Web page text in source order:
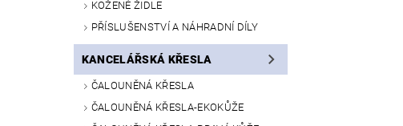
KOŽENÉ ŽIDLE
PŘÍSLUŠENSTVÍ A NÁHRADNÍ DÍLY
KANCELÁŘSKÁ KŘESLA
ČALOUNĚNÁ KŘESLA
ČALOUNĚNÁ KŘESLA-EKOKŮŽE